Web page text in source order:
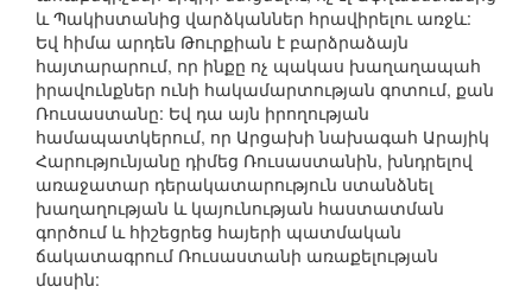
և Պակիստանից վարձկաններ հրավիրելու առջև:
Եվ հիմա արդեն Թուրքիան է բարձրաձայն
հայտարարում, որ ինքը ոչ պակաս խաղաղապահ
իրավունքներ ունի հակամարտության գոտում, քան
Ռուսաստանը: Եվ դա այն իրողության
համապատկերում, որ Արցախի նախագահ Արայիկ
Հարությունյանը դիմեց Ռուսաստանին, խնդրելով
առաջատար դերակատարություն ստանձնել
խաղաղության և կայունության հաստատման
գործում և հիշեցրեց հայերի պատմական
ճակատագրում Ռուսաստանի առաքելության
մասին: